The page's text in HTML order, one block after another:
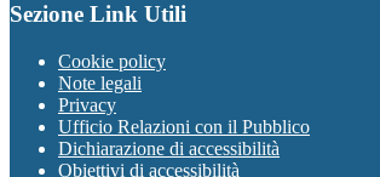
Sezione Link Utili
Cookie policy
Note legali
Privacy
Ufficio Relazioni con il Pubblico
Dichiarazione di accessibilità
Obiettivi di accessibilità